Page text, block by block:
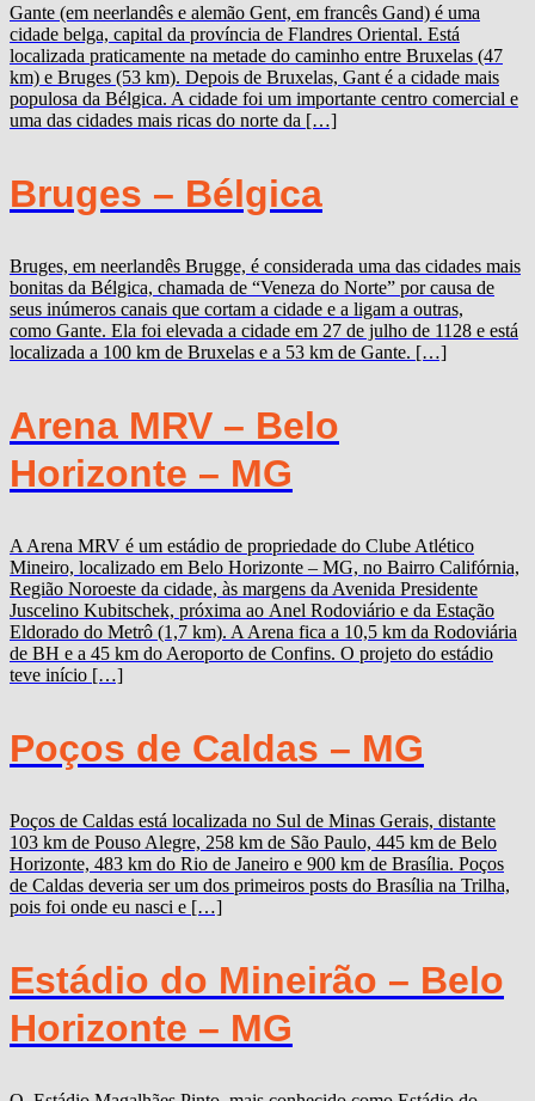
Gante (em neerlandês e alemão Gent, em francês Gand) é uma
cidade belga, capital da província de Flandres Oriental. Está
localizada praticamente na metade do caminho entre Bruxelas (47
km) e Bruges (53 km). Depois de Bruxelas, Gant é a cidade mais
populosa da Bélgica. A cidade foi um importante centro comercial e
uma das cidades mais ricas do norte da […]
Bruges – Bélgica
Bruges, em neerlandês Brugge, é considerada uma das cidades mais
bonitas da Bélgica, chamada de “Veneza do Norte” por causa de
seus inúmeros canais que cortam a cidade e a ligam a outras,
como Gante. Ela foi elevada a cidade em 27 de julho de 1128 e está
localizada a 100 km de Bruxelas e a 53 km de Gante. […]
Arena MRV – Belo
Horizonte – MG
A Arena MRV é um estádio de propriedade do Clube Atlético
Mineiro, localizado em Belo Horizonte – MG, no Bairro Califórnia,
Região Noroeste da cidade, às margens da Avenida Presidente
Juscelino Kubitschek, próxima ao Anel Rodoviário e da Estação
Eldorado do Metrô (1,7 km). A Arena fica a 10,5 km da Rodoviária
de BH e a 45 km do Aeroporto de Confins. O projeto do estádio
teve início […]
Poços de Caldas – MG
Poços de Caldas está localizada no Sul de Minas Gerais, distante
103 km de Pouso Alegre, 258 km de São Paulo, 445 km de Belo
Horizonte, 483 km do Rio de Janeiro e 900 km de Brasília. Poços
de Caldas deveria ser um dos primeiros posts do Brasília na Trilha,
pois foi onde eu nasci e […]
Estádio do Mineirão – Belo
Horizonte – MG